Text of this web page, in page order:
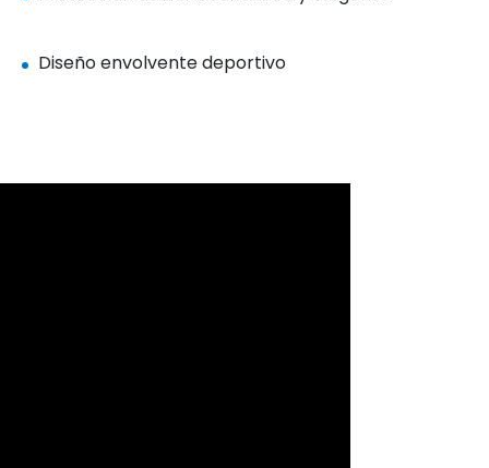
Diseño envolvente deportivo